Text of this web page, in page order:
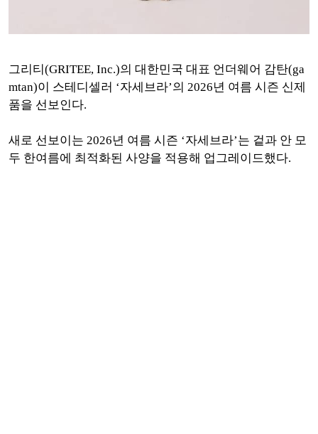
그리티(GRITEE, Inc.)의 대한민국 대표 언더웨어 감탄(ga
mtan)이 스테디셀러 ‘자세브라’의 2026년 여름 시즌 신제
품을 선보인다.
새로 선보이는 2026년 여름 시즌 ‘자세브라’는 겉과 안 모
두 한여름에 최적화된 사양을 적용해 업그레이드했다.